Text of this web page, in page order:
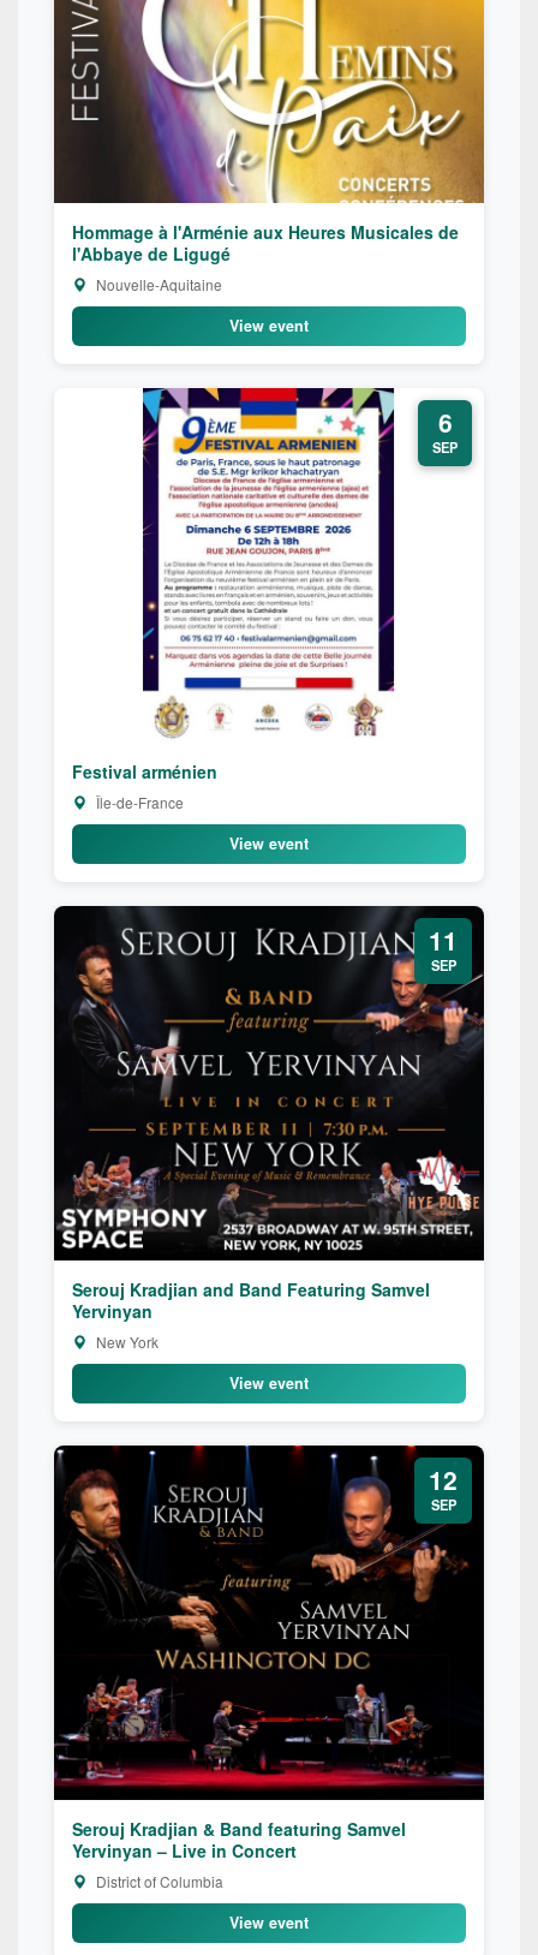
Hommage à l'Arménie aux Heures Musicales de
l'Abbaye de Ligugé
Nouvelle-Aquitaine
View event
6
SEP
Festival arménien
Île-de-France
View event
11
SEP
Serouj Kradjian and Band Featuring Samvel
Yervinyan
New York
View event
12
SEP
Serouj Kradjian & Band featuring Samvel
Yervinyan – Live in Concert
District of Columbia
View event